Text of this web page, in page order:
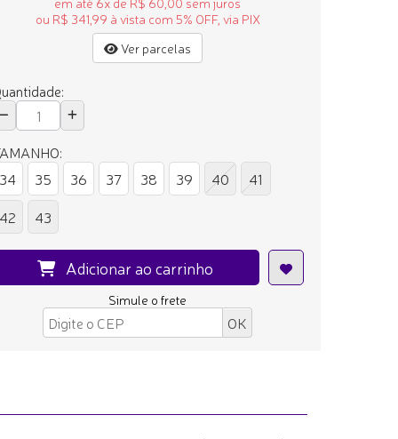
ou R$ 341,99 à vista com 5% OFF, via PIX
Ver parcelas
34
35 36 37 38 39 40
41
42
43
Adicionar ao carrinho
Simule o frete